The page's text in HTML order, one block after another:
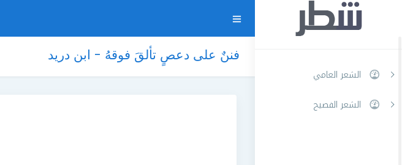
الشعر العامي
الشعر الفصيح
فننٌ على دعصٍ تألقَ فوقهُ - ابن دريد